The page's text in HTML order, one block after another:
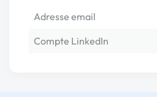
Adresse email
Compte LinkedIn